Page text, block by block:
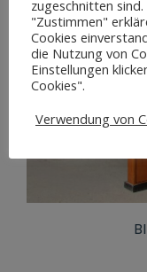
zugeschnitten
"Zustimmen"
Cookies
die Nutzung von
Einstellungen
Cookies".
Verwendung von